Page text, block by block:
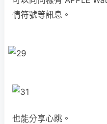
情符號等訊息。
也能分享心跳。